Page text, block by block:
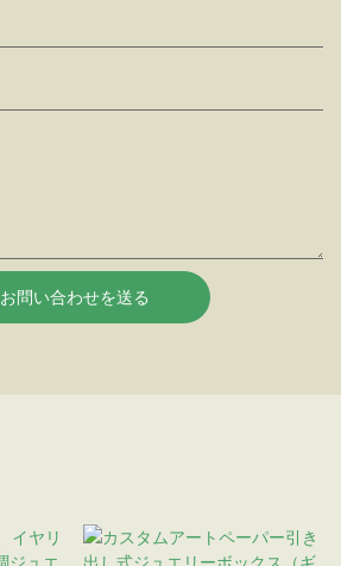
お問い合わせを送る